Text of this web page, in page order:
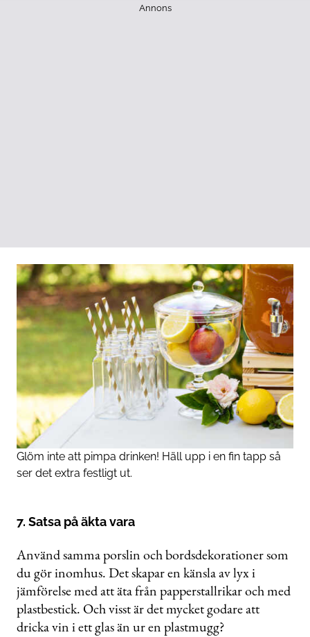
Annons
Glöm inte att pimpa drinken! Häll upp i en fin tapp så
ser det extra festligt ut.
7. Satsa på äkta vara
Använd samma porslin och bordsdekorationer som
du gör inomhus. Det skapar en känsla av lyx i
jämförelse med att äta från papperstallrikar och med
plastbestick. Och visst är det mycket godare att
dricka vin i ett glas än ur en plastmugg?